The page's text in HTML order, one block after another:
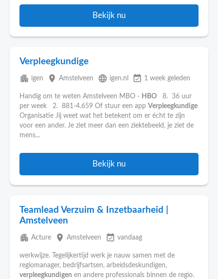
Bekijk nu
Verpleegkundige
apartment igen place Amstelveen language igen.nl event_available 1 week geleden
Handig om te weten Amstelveen MBO - HBO 8. 36 uur
per week 2. 881-4.659 Of stuur een app Verpleegkundige
Organisatie Jij weet wat het betekent om er écht te zijn
voor een ander. Je ziet meer dan een ziektebeeld, je ziet de
mens...
Bekijk nu
Teamlead Verzuim & Inzetbaarheid |
Amstelveen
apartment Acture place Amstelveen event_available vandaag
werkwijze. Tegelijkertijd werk je nauw samen met de
regiomanager, bedrijfsartsen, arbeidsdeskundigen,
verpleegkundigen en andere professionals binnen de regio.